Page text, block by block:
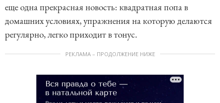
еще одна прекрасная новость: квадратная попа в
домашних условиях, упражнения на которую делаются
регулярно, легко приходит в тонус.
РЕКЛАМА – ПРОДОЛЖЕНИЕ НИЖЕ